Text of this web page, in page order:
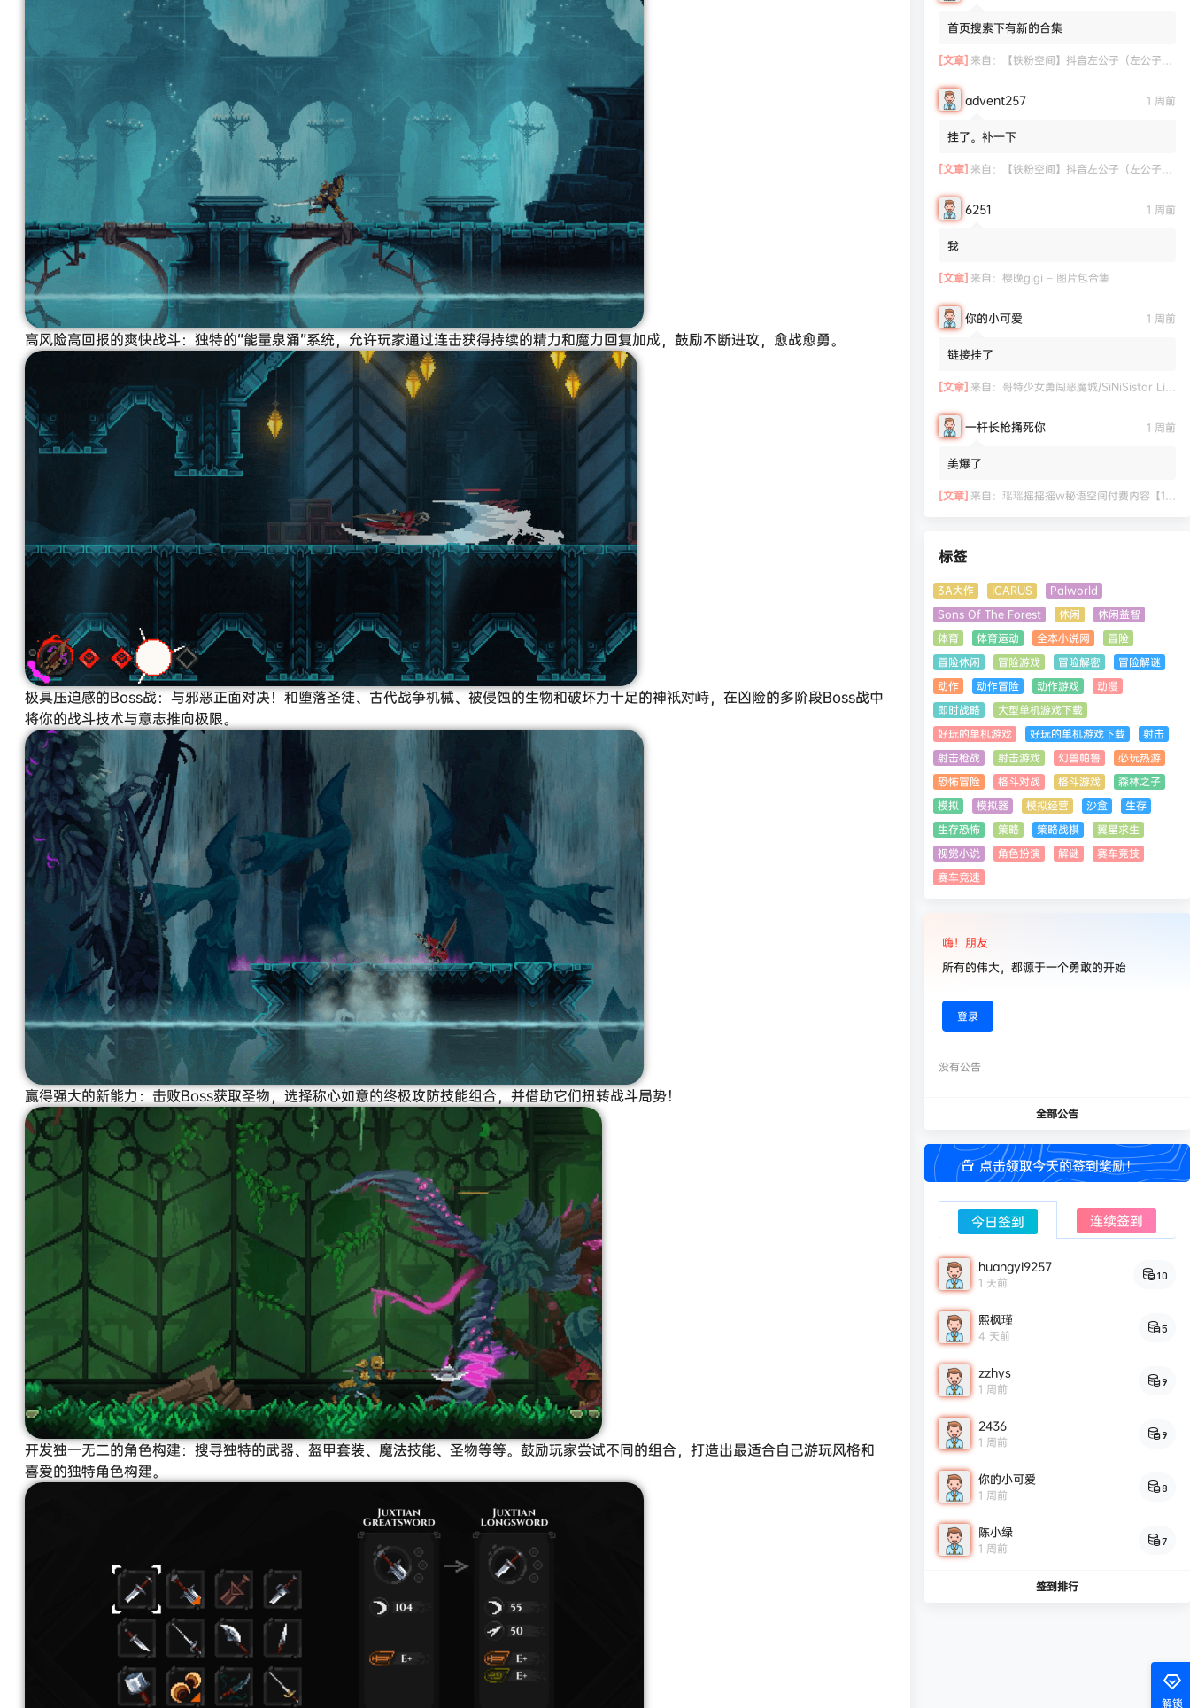
高风险高回报的爽快战斗：独特的“能量泉涌”系统，允许玩家通过连击获得持续的精力和魔力回复加成，鼓励不断进攻，愈战愈勇。
极具压迫感的Boss战：与邪恶正面对决！和堕落圣徒、古代战争机械、被侵蚀的生物和破坏力十足的神祇对峙，在凶险的多阶段Boss战中
将你的战斗技术与意志推向极限。
赢得强大的新能力：击败Boss获取圣物，选择称心如意的终极攻防技能组合，并借助它们扭转战斗局势！
开发独一无二的角色构建：搜寻独特的武器、盔甲套装、魔法技能、圣物等等。鼓励玩家尝试不同的组合，打造出最适合自己游玩风格和
喜爱的独特角色构建。
首页搜索下有新的合集
[文章] 来自： 【铁粉空间】抖音左公子（左公子666）合集【2063P 181V】
advent257 1 周前
挂了。补一下
[文章] 来自： 【铁粉空间】抖音左公子（左公子666）合集【2063P 181V】
6251 1 周前
我
[文章] 来自： 樱晚gigi – 图片包合集
你的小可爱 1 周前
链接挂了
[文章] 来自： 哥特少女勇闯恶魔城/SiNiSistar Lite Version（Build.7793201+DLC+通关档）
一杆长枪捅死你 1 周前
美爆了
[文章] 来自： 瑶瑶摇摇摇w秘语空间付费内容【11.06】
标签
3A大作 ICARUS
Palworld
Sons Of The Forest
休闲
休闲益智
体育
体育运动 全本小说网
冒险
冒险休闲
冒险游戏 冒险解密
冒险解谜
动作
动作冒险 动作游戏
动漫
即时战略
大型单机游戏下载
好玩的单机游戏
好玩的单机游戏下载
射击
射击枪战
射击游戏 幻兽帕鲁
必玩热游
恐怖冒险
格斗对战 格斗游戏
森林之子
模拟
模拟器 模拟经营 沙盒
生存
生存恐怖
策略 策略战棋
翼星求生
视觉小说
角色扮演 解谜
赛车竞技
赛车竞速
嗨！朋友
所有的伟大，都源于一个勇敢的开始
登录
没有公告
全部公告
点击领取今天的签到奖励！
今日签到 连续签到
huangyi9257
1 天前 10
熙枫瑾
4 天前 5
zzhys
1 周前 9
2436
1 周前 9
你的小可爱
1 周前 8
陈小绿
1 周前 7
签到排行
解锁